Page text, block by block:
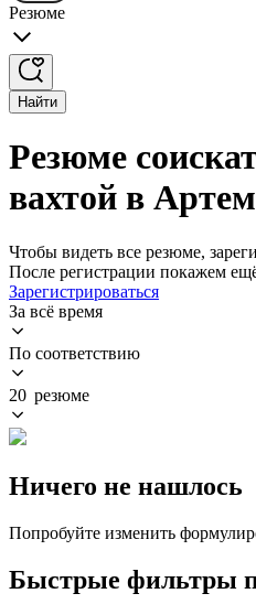
Резюме
Найти
Резюме
вахтой в
Чтобы видеть все резюме,
После регистрации покажем
Зарегистрироваться
За всё время
По соответствию
20 резюме
Ничего не нашлось
Попробуйте изменить
Быстрые фильтры